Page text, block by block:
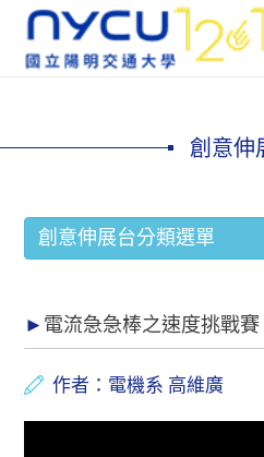
創意伸
創意伸展台分類選單
電流急急棒之速度挑戰賽
作者：電機系 高維廣